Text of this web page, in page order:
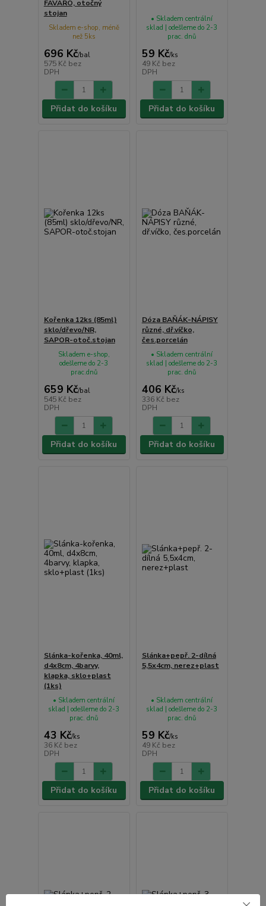
FAVARO, otočný
stojan
696 Kč/bal
575 Kč bez
DPH
Skladem e-shop, méně
než 5ks
Přidat do košíku
59 Kč/ks
49 Kč bez
DPH
• Skladem centrální
sklad | odešleme do 2-3
prac. dnů
Přidat do košíku
Kořenka 12ks (85ml)
sklo/dřevo/NR,
SAPOR-otoč.stojan
659 Kč/bal
545 Kč bez
DPH
Skladem e-shop,
odešleme do 2-3
prac.dnů
Přidat do košíku
Dóza BAŇÁK-NÁPISY
různé, dř.víčko,
čes.porcelán
406 Kč/ks
336 Kč bez
DPH
• Skladem centrální
sklad | odešleme do 2-3
prac. dnů
Přidat do košíku
Slánka-kořenka, 40ml,
d4x8cm, 4barvy,
klapka, sklo+plast
(1ks)
43 Kč/ks
36 Kč bez
DPH
• Skladem centrální
sklad | odešleme do 2-3
prac. dnů
Přidat do košíku
Slánka+pepř. 2-dílná
5,5x4cm, nerez+plast
59 Kč/ks
49 Kč bez
DPH
• Skladem centrální
sklad | odešleme do 2-3
prac. dnů
Přidat do košíku